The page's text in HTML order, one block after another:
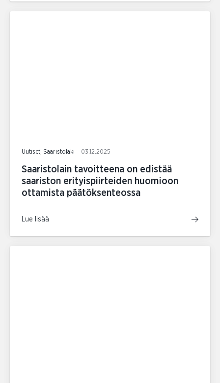
Uutiset, Saaristolaki 03.12.2025
Saaristolain tavoitteena on edistää
saariston erityispiirteiden huomioon
ottamista päätöksenteossa
Lue lisää